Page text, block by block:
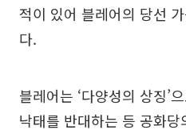
적이 있어 블레어의 당선
다.
블레어는 ‘다양성의 상징’
낙태를 반대하는 등 공화